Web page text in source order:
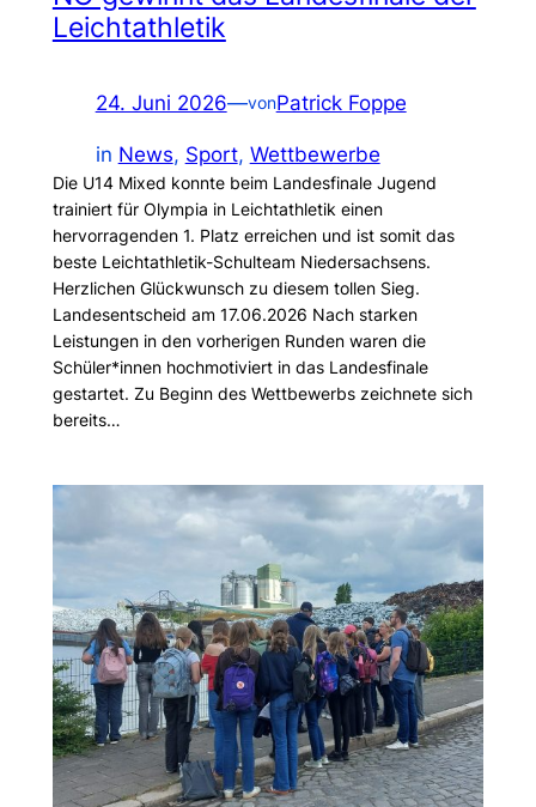
Leichtathletik
24. Juni 2026—vonPatrick Foppe
in News, Sport, Wettbewerbe
Die U14 Mixed konnte beim Landesfinale Jugend
trainiert für Olympia in Leichtathletik einen
hervorragenden 1. Platz erreichen und ist somit das
beste Leichtathletik-Schulteam Niedersachsens.
Herzlichen Glückwunsch zu diesem tollen Sieg.
Landesentscheid am 17.06.2026 Nach starken
Leistungen in den vorherigen Runden waren die
Schüler*innen hochmotiviert in das Landesfinale
gestartet. Zu Beginn des Wettbewerbs zeichnete sich
bereits…